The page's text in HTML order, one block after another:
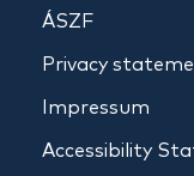
ÁSZF
Privacy
Impressum
Accessibility